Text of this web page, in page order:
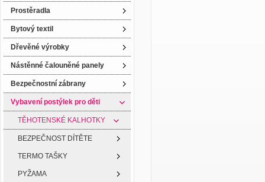
Prostěradla
Bytový textil
Dřevěné výrobky
Nástěnné čalouněné panely
Bezpečnostní zábrany
Vybavení postýlek pro děti
TĚHOTENSKÉ KALHOTKY
BEZPEČNOST DÍTĚTE
TERMO TAŠKY
PYŽAMA